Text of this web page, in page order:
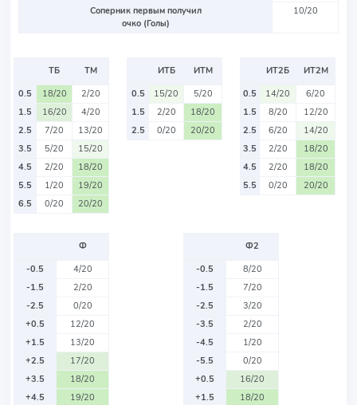
Соперник первым получил
очко (Голы)
10/20
ТБ
ТМ
0.5
18/20
2/20
1.5
16/20
4/20
2.5
7/20
13/20
3.5
5/20
15/20
4.5
2/20
18/20
5.5
1/20
19/20
6.5
0/20 20/20
ИТБ
ИТМ
0.5
15/20
5/20
1.5
2/20
18/20
2.5
0/20 20/20
ИТ2Б
ИТ2М
0.5
14/20
6/20
1.5
8/20
12/20
2.5
6/20
14/20
3.5
2/20
18/20
4.5
2/20
18/20
5.5
0/20 20/20
Ф
-0.5
4/20
-1.5
2/20
-2.5
0/20
+0.5
12/20
+1.5
13/20
+2.5
17/20
+3.5
18/20
+4.5
19/20
Ф2
-0.5
8/20
-1.5
7/20
-2.5
3/20
-3.5
2/20
-4.5
1/20
-5.5
0/20
+0.5
16/20
+1.5
18/20